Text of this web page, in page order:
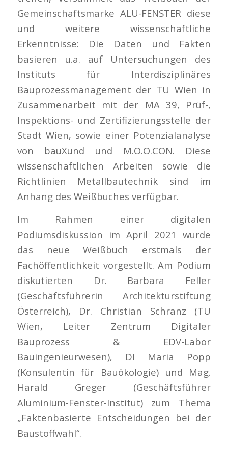
Gemeinschaftsmarke ALU-FENSTER diese
und weitere wissenschaftliche
Erkenntnisse: Die Daten und Fakten
basieren u.a. auf Untersuchungen des
Instituts für Interdisziplinäres
Bauprozessmanagement der TU Wien in
Zusammenarbeit mit der MA 39, Prüf-,
Inspektions- und Zertifizierungsstelle der
Stadt Wien, sowie einer Potenzialanalyse
von bauXund und M.O.O.CON. Diese
wissenschaftlichen Arbeiten sowie die
Richtlinien Metallbautechnik sind im
Anhang des Weißbuches verfügbar.
Im Rahmen einer digitalen
Podiumsdiskussion im April 2021 wurde
das neue Weißbuch erstmals der
Fachöffentlichkeit vorgestellt. Am Podium
diskutierten Dr. Barbara Feller
(Geschäftsführerin Architekturstiftung
Österreich), Dr. Christian Schranz (TU
Wien, Leiter Zentrum Digitaler
Bauprozess & EDV-Labor
Bauingenieurwesen), DI Maria Popp
(Konsulentin für Bauökologie) und Mag.
Harald Greger (Geschäftsführer
Aluminium-Fenster-Institut) zum Thema
„Faktenbasierte Entscheidungen bei der
Baustoffwahl“.